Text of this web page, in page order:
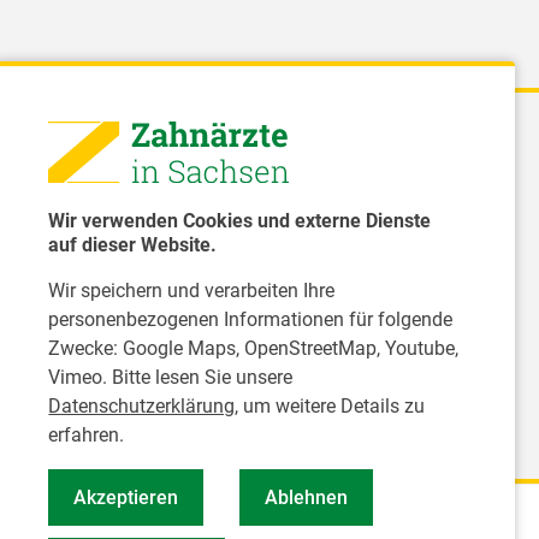
Wir verwenden Cookies und externe Dienste
auf dieser Website.
Wir speichern und verarbeiten Ihre
personenbezogenen Informationen für folgende
Zwecke: Google Maps, OpenStreetMap, Youtube,
Vimeo. Bitte lesen Sie unsere
Datenschutzerklärung, um weitere Details zu
erfahren.
Akzeptieren Ablehnen
Landeszahnärztekammer Sachsen
sachsen.de
- Landesarbeitsgemeinschaft für
des Freistaates Sachsen e.V.